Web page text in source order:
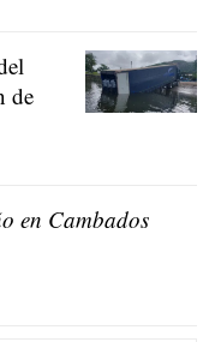
de
en Cambados